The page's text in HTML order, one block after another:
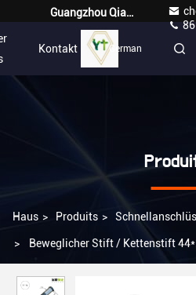
Guangzhou Qianyuan Construction Machinery Co,.LTD
Kontakt German
Haus > Produits >
> Beweglicher Stift / Kettenstift